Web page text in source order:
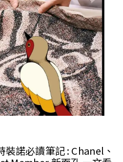
，不過怪就對了，因為這是一
的男裝遊戲。
裝諾必讀筆記 : Chanel、